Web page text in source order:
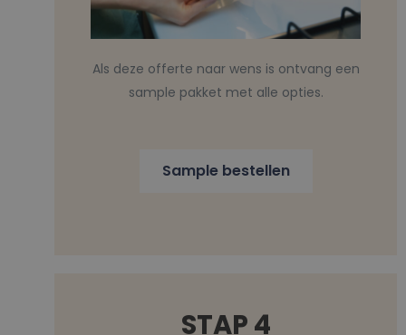
Als deze offerte naar wens is ontvang een
sample pakket met alle opties.
Sample bestellen
STAP 4